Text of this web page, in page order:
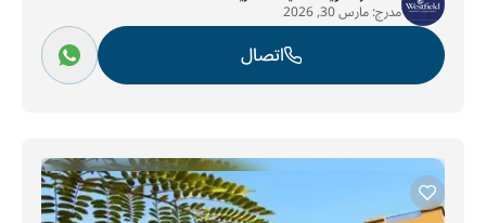
مدرج:مارس 30, 2026
اتصال